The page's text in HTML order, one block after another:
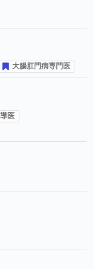
大腸肛門病専門医
医